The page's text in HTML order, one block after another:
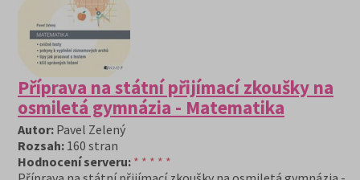
Příprava na státní přijímací zkoušky na
osmiletá gymnázia - Matematika
Autor: Pavel Zelený
Rozsah: 160 stran
Hodnocení serveru: * * * * *